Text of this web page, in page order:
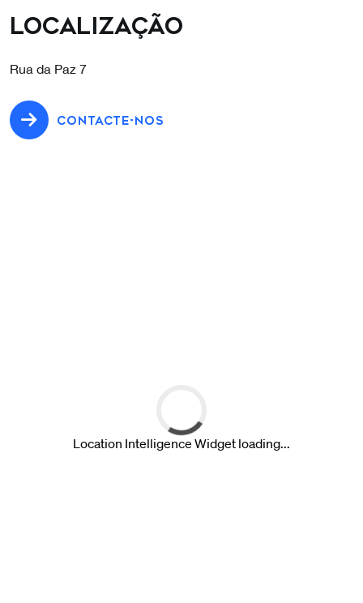
Localização
Rua da Paz 7
CONTACTE-NOS